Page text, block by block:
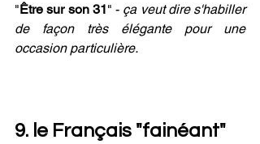
"Être sur son 31" - ça veut dire s'habiller
de façon très élégante pour une
occasion particulière.
9. le Français "fainéant"